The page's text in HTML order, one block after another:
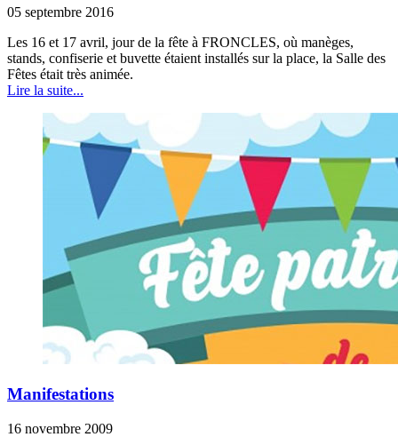
05 septembre 2016
Les 16 et 17 avril, jour de la fête à FRONCLES, où manèges,
stands, confiserie et buvette étaient installés sur la place, la Salle des
Fêtes était très animée.
Lire la suite...
Manifestations
16 novembre 2009